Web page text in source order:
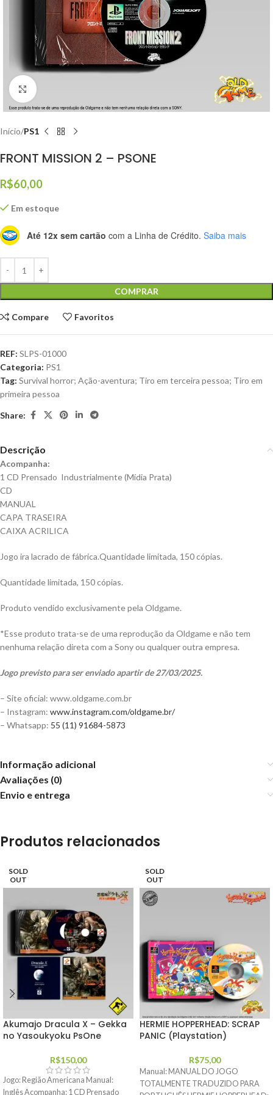
Click to enlarge
Início PS1
FRONT MISSION 2 – PSONE
R$60,00
Em estoque
Até 12x sem cartão com a Linha de Crédito. Saiba mais
COMPRAR
Compare Favoritos
REF: SLPS-01000
Categoria: PS1
Tag: Survival horror; Ação-aventura; Tiro em terceira pessoa; Tiro em
primeira pessoa
Share:
Descrição
Acompanha:
1 CD Prensado Industrialmente (Mídia Prata)
CD
MANUAL
CAPA TRASEIRA
CAIXA ACRILICA
Jogo ira lacrado de fábrica.Quantidade limitada, 150 cópias.
Quantidade limitada, 150 cópias.
Produto vendido exclusivamente pela Oldgame.
*Esse produto trata-se de uma reprodução da Oldgame e não tem
nenhuma relação direta com a Sony ou qualquer outra empresa.
Jogo previsto para ser enviado apartir de 27/03/2025.
– Site oficial: www.oldgame.com.br
– Instagram: www.instagram.com/oldgame.br/
– Whatsapp: 55 (11) 91684-5873
Informação adicional
Avaliações (0)
Envio e entrega
Produtos relacionados
SOLD
OUT
Akumajo Dracula X – Gekka
no Yasoukyoku PsOne
R$150,00
Jogo: Região Americana Manual:
Inglês Acompanha: 1 CD Prensado
SOLD
OUT
HERMIE HOPPERHEAD: SCRAP
PANIC (Playstation)
R$75,00
Manual: MANUAL DO JOGO
TOTALMENTE TRADUZIDO PARA